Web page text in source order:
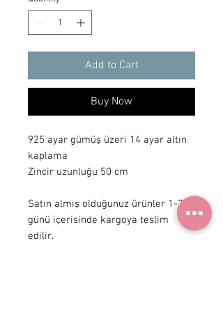
Add to Cart
Buy Now
925 ayar gümüş üzeri 14 ayar altın
kaplama
Zincir uzunluğu 50 cm
Satın almış olduğunuz ürünler 1-3 iş
günü içerisinde kargoya teslim
edilir.